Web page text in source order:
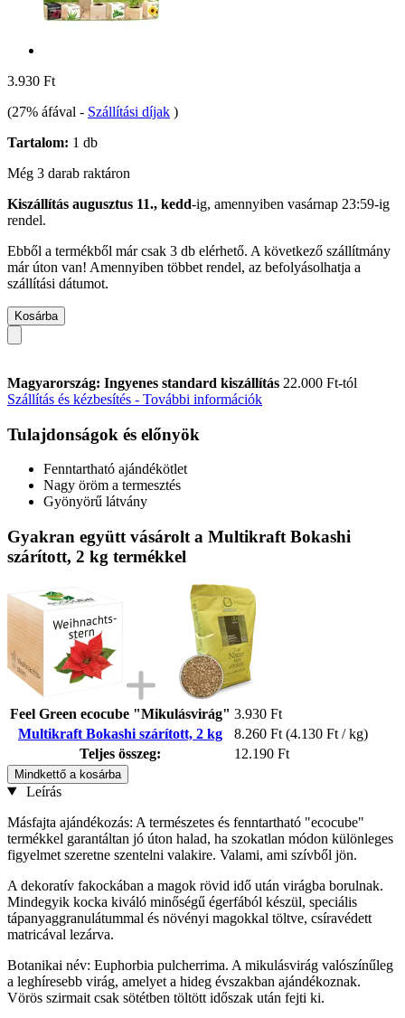
3.930 Ft
(27% áfával - Szállítási díjak )
Tartalom: 1 db
Még 3 darab raktáron
Kiszállítás augusztus 11., kedd-ig, amennyiben vasárnap 23:59-ig
rendel.
Ebből a termékből már csak 3 db elérhető. A következő szállítmány
már úton van! Amennyiben többet rendel, az befolyásolhatja a
szállítási dátumot.
Kosárba
Magyarország: Ingyenes standard kiszállítás 22.000 Ft-tól
Szállítás és kézbesítés - További információk
Tulajdonságok és előnyök
Fenntartható ajándékötlet
Nagy öröm a termesztés
Gyönyörű látvány
Gyakran együtt vásárolt a Multikraft Bokashi
szárított, 2 kg termékkel
Feel Green ecocube "Mikulásvirág" 3.930 Ft
Multikraft Bokashi szárított, 2 kg
8.260 Ft (4.130 Ft / kg)
Teljes összeg:
12.190 Ft
Mindkettő a kosárba
Leírás
Másfajta ajándékozás: A természetes és fenntartható "ecocube"
termékkel garantáltan jó úton halad, ha szokatlan módon különleges
figyelmet szeretne szentelni valakire. Valami, ami szívből jön.
A dekoratív fakockában a magok rövid idő után virágba borulnak.
Mindegyik kocka kiváló minőségű égerfából készül, speciális
tápanyaggranulátummal és növényi magokkal töltve, csíravédett
matricával lezárva.
Botanikai név: Euphorbia pulcherrima. A mikulásvirág valószínűleg
a leghíresebb virág, amelyet a hideg évszakban ajándékoznak.
Vörös szirmait csak sötétben töltött időszak után fejti ki.